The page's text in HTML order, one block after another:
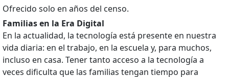
Ofrecido solo en años del censo.
Familias en la Era Digital
En la actualidad, la tecnología está presente en nuestra
vida diaria: en el trabajo, en la escuela y, para muchos,
incluso en casa. Tener tanto acceso a la tecnología a
veces dificulta que las familias tengan tiempo para